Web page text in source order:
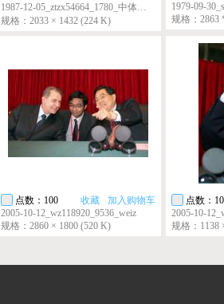
1987-12-05_ztzx54664_1780_中体在线
规格：2033 × 1432 (224 K)
1979-09-
规格：2863
收藏 加入购物车
点数：100
2005-10-12_wz118920_9536_weiz
规格：2860 × 1800 (520 K)
点数：
2005-10-
规格：1138